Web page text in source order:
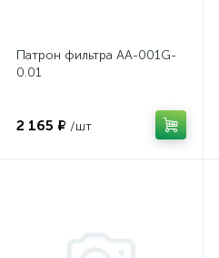
Патрон фильтра AA-001G-
0.01
2 165 ₽ /шт